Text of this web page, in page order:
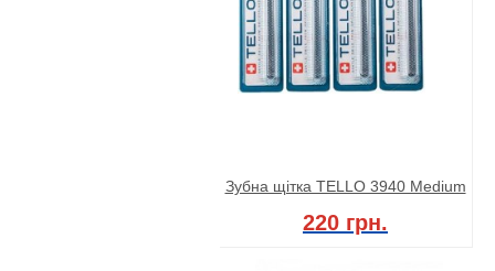
Зубна щітка TELLO 3940 Medium
220 грн.